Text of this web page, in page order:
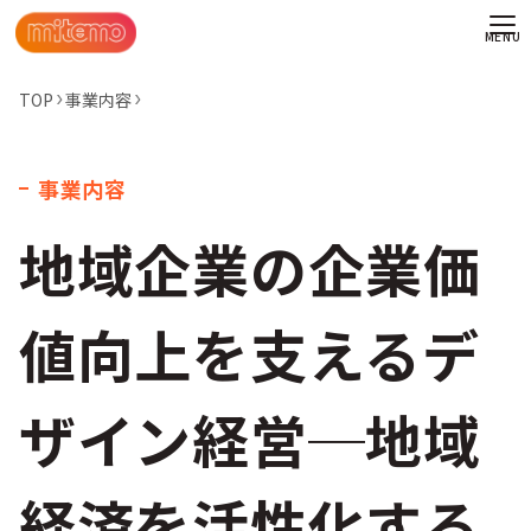
報
TOP 事業内容
事業内容
地域企業の企業価
値向上を支えるデ
ザイン経営─地域